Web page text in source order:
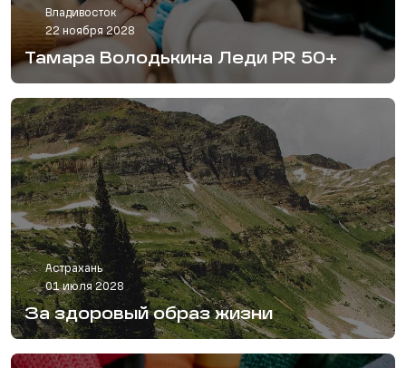
Владивосток
22 ноября 2028
Тамара Володькина Леди PR 50+
Астрахань
01 июля 2028
За здоровый образ жизни